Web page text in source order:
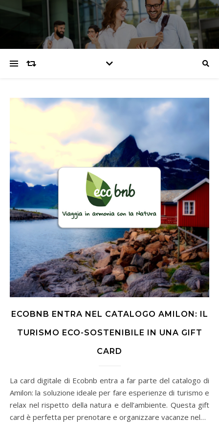
ECOBNB ENTRA NEL CATALOGO AMILON: IL
TURISMO ECO-SOSTENIBILE IN UNA GIFT
CARD
La card digitale di Ecobnb entra a far parte del catalogo di
Amilon: la soluzione ideale per fare esperienze di turismo e
relax nel rispetto della natura e dell’ambiente. Questa gift
card è perfetta per prenotare e organizzare vacanze nel…